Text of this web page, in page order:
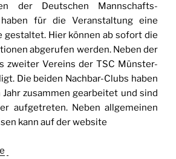
der Deutschen Mannschafts-
für die Veranstaltung eine
gestaltet. Hier können ab sofort die
abgerufen werden. Neben der
zweiter Vereins der TSC Münster-
Die beiden Nachbar-Clubs haben
zusammen gearbeitet und sind
aufgetreten. Neben allgemeinen
kann auf der website